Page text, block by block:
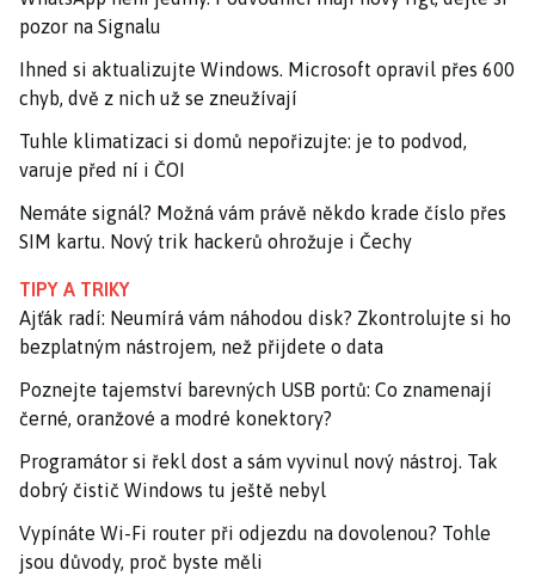
pozor na Signalu
Ihned si aktualizujte Windows. Microsoft opravil přes 600
chyb, dvě z nich už se zneužívají
Tuhle klimatizaci si domů nepořizujte: je to podvod,
varuje před ní i ČOI
Nemáte signál? Možná vám právě někdo krade číslo přes
SIM kartu. Nový trik hackerů ohrožuje i Čechy
TIPY A TRIKY
Ajťák radí: Neumírá vám náhodou disk? Zkontrolujte si ho
bezplatným nástrojem, než přijdete o data
Poznejte tajemství barevných USB portů: Co znamenají
černé, oranžové a modré konektory?
Programátor si řekl dost a sám vyvinul nový nástroj. Tak
dobrý čistič Windows tu ještě nebyl
Vypínáte Wi-Fi router při odjezdu na dovolenou? Tohle
jsou důvody, proč byste měli